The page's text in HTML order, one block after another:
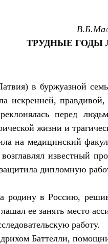
ТРУДНЫЕ
в буржуазной
искренней,
перед
жизни и
медицинский
известный
дипломную
родину в Россию,
ее занять место
работу.
Баттелли,